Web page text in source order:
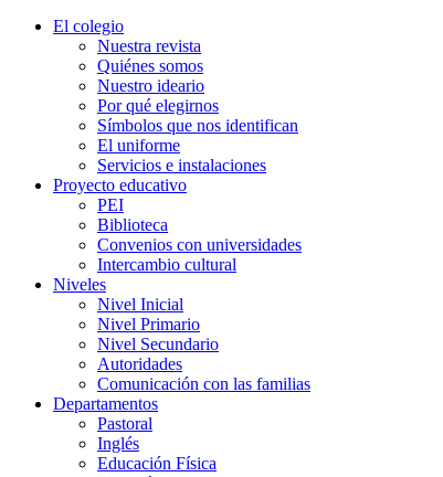
El colegio
Nuestra revista
Quiénes somos
Nuestro ideario
Por qué elegirnos
Símbolos que nos identifican
El uniforme
Servicios e instalaciones
Proyecto educativo
PEI
Biblioteca
Convenios con universidades
Intercambio cultural
Niveles
Nivel Inicial
Nivel Primario
Nivel Secundario
Autoridades
Comunicación con las familias
Departamentos
Pastoral
Inglés
Educación Física